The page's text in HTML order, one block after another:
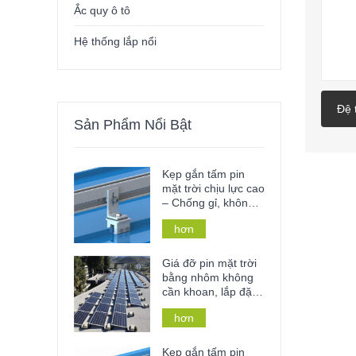
Đệ
Ắc quy ô tô
Hệ thống lắp nổi
Sản Phẩm Nổi Bật
Kẹp gắn tấm pin
mặt trời chịu lực cao
– Chống gỉ, không
cần khoan đục và
lắp đặt không cần
lan can kim loại.
hơn
Giá đỡ pin mặt trời
bằng nhôm không
cần khoan, lắp đặt
trên mái bê tông
phẳng, thích hợp
sở thương mại.
hơn
Kẹp gắn tấm pin